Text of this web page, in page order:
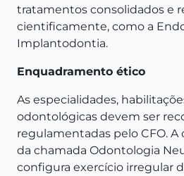
tratamentos consolidados e
cientificamente, como a
Implantodontia.
Enquadramento ético
As especialidades,
odontológicas devem ser
regulamentadas pelo CFO.
da chamada Odontologia
configura exercício irregular